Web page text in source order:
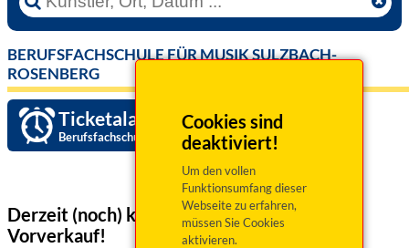
Cookies sind
deaktiviert!
Um den vollen
Funktionsumfang dieser
Webseite zu erfahren,
müssen Sie Cookies
aktivieren.
BERUFSFACHSCHULE FÜR MUSIK SULZBACH-
ROSENBERG
Ticketalarm einrichten »
Berufsfachschule für Musik Sulzbach-Rosenberg
Derzeit (noch) keine Veranstaltungen
Vorverkauf!